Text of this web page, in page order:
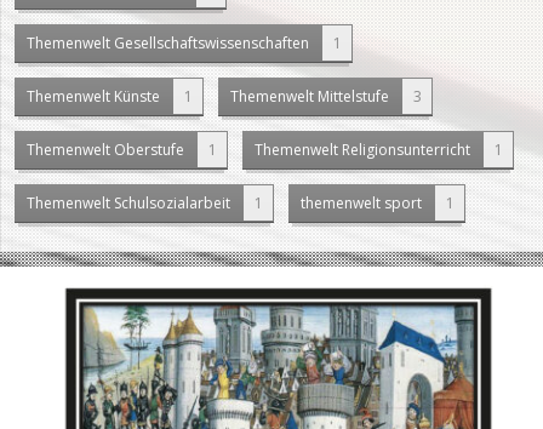
Themenwelt Gesellschaftswissenschaften 1
Themenwelt Künste 1 Themenwelt Mittelstufe 3
Themenwelt Oberstufe 1 Themenwelt Religionsunterricht 1
Themenwelt Schulsozialarbeit 1 themenwelt sport 1